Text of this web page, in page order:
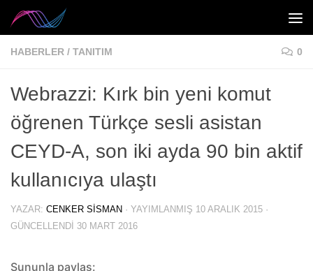
Skip to content
HABERLER / TANITIM 0
Webrazzi: Kırk bin yeni komut
öğrenen Türkçe sesli asistan
CEYD-A, son iki ayda 90 bin aktif
kullanıcıya ulaştı
YAZAR: CENKER SISMAN · YAYIMLANMIŞ 10 ARALIK 2015 ·
GÜNCELLENDI 30 MART 2016
Şununla paylaş: